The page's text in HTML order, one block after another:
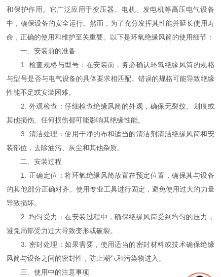
和保护作用。它广泛应用于变压器、电机、发电机等高压电气设备
中，确保设备的安全运行。然而，为了充分发挥其性能并延长使用寿
命，正确的使用和维护至关重要。以下是环氧绝缘风筒的使用细节：
一、安装前的准备
1. 检查规格与型号：在安装前，务必确认环氧绝缘风筒的规格
与型号是否与电气设备的具体要求相匹配。错误的规格可能导致绝缘
性能不足或安装困难。
2. 外观检查：仔细检查绝缘风筒的外观，确保无裂纹、划痕或
其他损伤。任何损伤都可能影响其绝缘性能。
3. 清洁处理：使用干净的布和适当的清洁剂清洁绝缘风筒和安
装部位，去除油污、灰尘和其他杂质。
二、安装过程
1. 正确定位：将环氧绝缘风筒放置在预定位置，确保其与设备
的其他部分正确对齐。使用专业工具进行固定，避免使用过大的力量
导致损坏。
2. 均匀受力：在安装过程中，确保绝缘风筒受到均匀的压力，
避免局部受力过大导致变形或破裂。
3. 密封处理：如果需要，使用适当的密封材料或技术确保绝缘
风筒与设备之间的密封性，防止潮气和污染物进入。
三、使用中的注意事项